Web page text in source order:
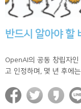
반드시 알아야 할
OpenAI의 공동 창립자
고 인정하며, 몇 년 후에